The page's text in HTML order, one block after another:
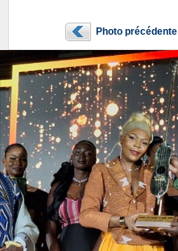
Photo précédente